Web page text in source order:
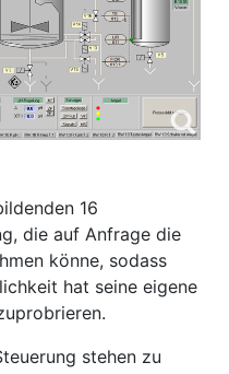
16
die auf Anfrage die
könne, sodass
hat seine eigene
stehen zu